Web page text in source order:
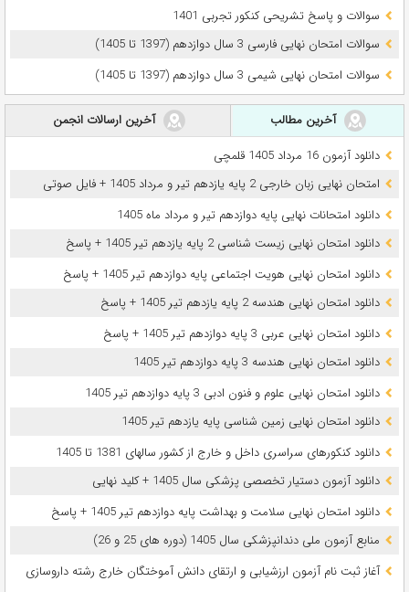
سوالات و پاسخ تشریحی کنکور تجربی 1401
سوالات امتحان نهایی فارسی 3 سال دوازدهم (1397 تا 1405)
سوالات امتحان نهایی شیمی 3 سال دوازدهم (1397 تا 1405)
آخرین مطالب
آخرین ارسالات انجمن
دانلود آزمون 16 مرداد 1405 قلمچی
امتحان نهایی زبان خارجی 2 پایه یازدهم تیر و مرداد 1405 + فایل صوتی
دانلود امتحانات نهایی پایه دوازدهم تیر و مرداد ماه 1405
دانلود امتحان نهایی زیست شناسی 2 پایه یازدهم تیر 1405 + پاسخ
دانلود امتحان نهایی هویت اجتماعی پایه دوازدهم تیر 1405 + پاسخ
دانلود امتحان نهایی هندسه 2 پایه یازدهم تیر 1405 + پاسخ
دانلود امتحان نهایی عربی 3 پایه دوازدهم تیر 1405 + پاسخ
دانلود امتحان نهایی هندسه 3 پایه دوازدهم تیر 1405
دانلود امتحان نهایی علوم و فنون ادبی 3 پایه دوازدهم تیر 1405
دانلود امتحان نهایی زمین شناسی پایه یازدهم تیر 1405
دانلود کنکورهای سراسری داخل و خارج از کشور سالهای 1381 تا 1405
دانلود آزمون دستیار تخصصی پزشکی سال 1405 + کلید نهایی
دانلود امتحان نهایی سلامت و بهداشت پایه دوازدهم تیر 1405 + پاسخ
ﻣﻨﺎﺑﻊ آزﻣﻮن ﻣﻠﯽ دندانپزشکی سال 1405 (دوره های 25 و 26)
آغاز ثبت نام آزمون‌ ارزشیابی و ارتقای دانش آموختگان خارج رشته داروسازی